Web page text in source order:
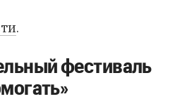
.
фестиваль